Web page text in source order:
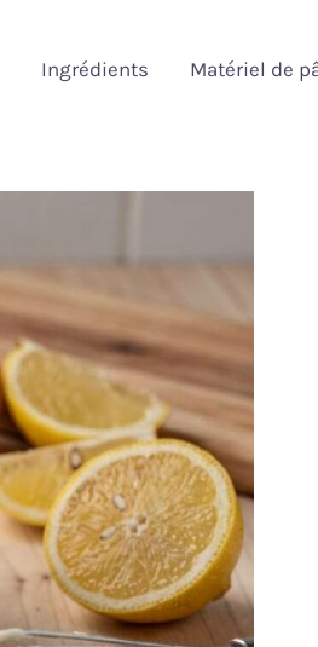
Ingrédients Matériel de